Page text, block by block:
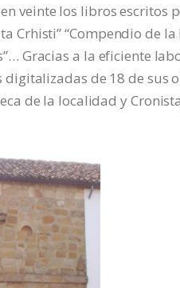
veinte los libros escritos
Crhisti” “Compendio de
Gracias a la eficiente
de 18 de sus
de la localidad y